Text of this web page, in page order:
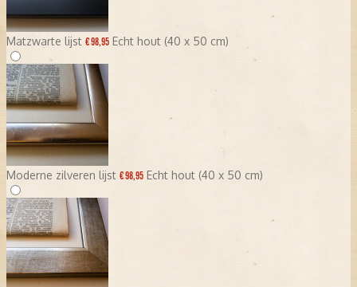
Matzwarte lijst € 98,95 Echt hout (40 x 50 cm)
Moderne zilveren lijst € 98,95 Echt hout (40 x 50 cm)